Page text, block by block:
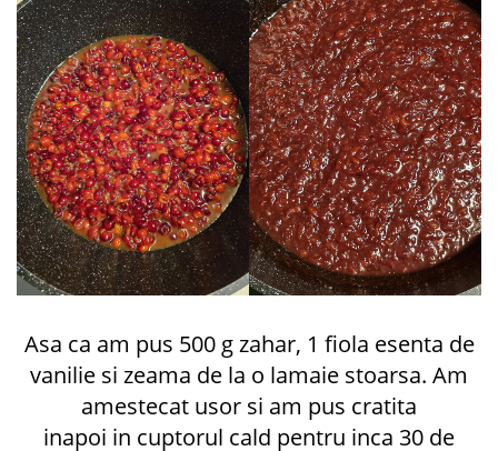
Asa ca am pus 500 g zahar, 1 fiola esenta de
vanilie si zeama de la o lamaie stoarsa. Am
amestecat usor si am pus cratita
inapoi in cuptorul cald pentru inca 30 de